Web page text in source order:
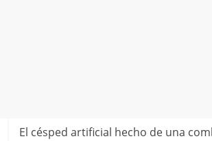
El césped artificial hecho de una